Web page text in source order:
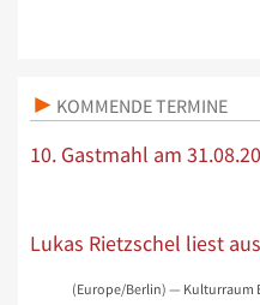
KOMMENDE TERMINE
10. Gastmahl am
Lukas Rietzschel liest
(Europe/Berlin) — Kulturraum